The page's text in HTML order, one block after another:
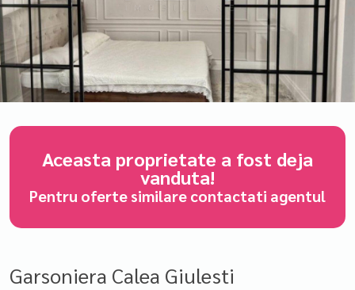
Aceasta proprietate a fost deja
vanduta!
Pentru oferte similare contactati agentul
Garsoniera Calea Giulesti